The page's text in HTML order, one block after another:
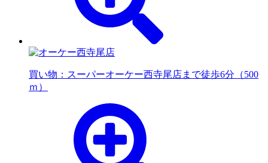
買い物：スーパーオーケー西寺尾店まで徒歩6分（500
ｍ）